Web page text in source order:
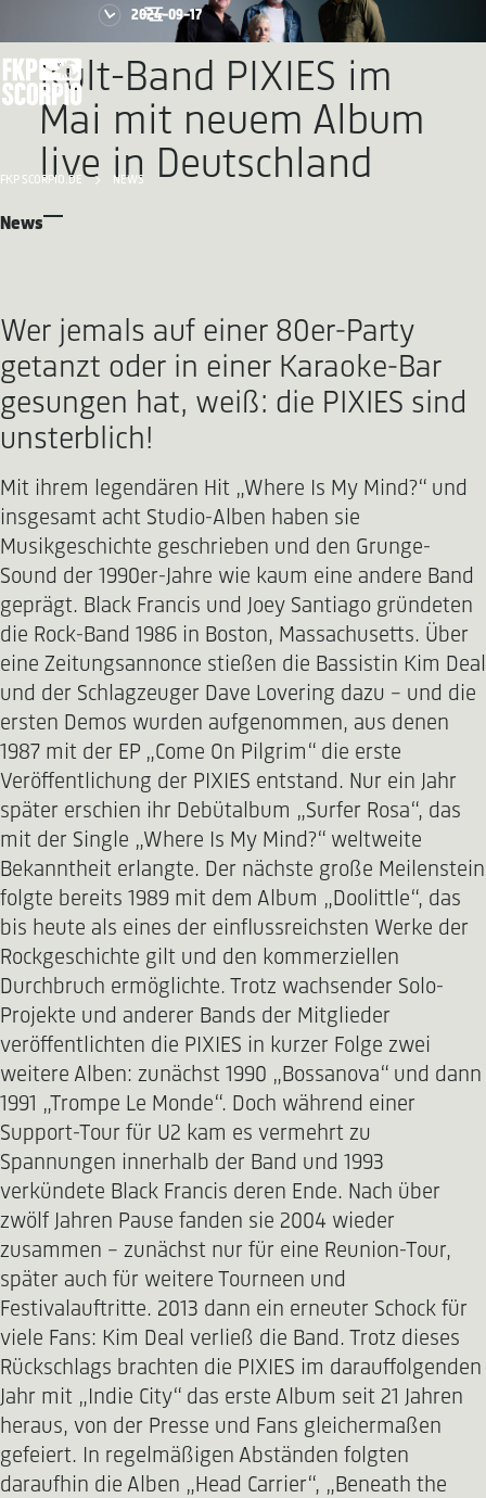
FKP SCORPIO.DE NEWS
2024-09-17
Kult-Band PIXIES im
Mai mit neuem Album
live in Deutschland
News
Wer jemals auf einer 80er-Party
getanzt oder in einer Karaoke-Bar
gesungen hat, weiß: die PIXIES sind
unsterblich!
Mit ihrem legendären Hit „Where Is My Mind?“ und
insgesamt acht Studio-Alben haben sie
Musikgeschichte geschrieben und den Grunge-
Sound der 1990er-Jahre wie kaum eine andere Band
geprägt. Black Francis und Joey Santiago gründeten
die Rock-Band 1986 in Boston, Massachusetts. Über
eine Zeitungsannonce stießen die Bassistin Kim Deal
und der Schlagzeuger Dave Lovering dazu – und die
ersten Demos wurden aufgenommen, aus denen
1987 mit der EP „Come On Pilgrim“ die erste
Veröffentlichung der PIXIES entstand. Nur ein Jahr
später erschien ihr Debütalbum „Surfer Rosa“, das
mit der Single „Where Is My Mind?“ weltweite
Bekanntheit erlangte. Der nächste große Meilenstein
folgte bereits 1989 mit dem Album „Doolittle“, das
bis heute als eines der einflussreichsten Werke der
Rockgeschichte gilt und den kommerziellen
Durchbruch ermöglichte. Trotz wachsender Solo-
Projekte und anderer Bands der Mitglieder
veröffentlichten die PIXIES in kurzer Folge zwei
weitere Alben: zunächst 1990 „Bossanova“ und dann
1991 „Trompe Le Monde“. Doch während einer
Support-Tour für U2 kam es vermehrt zu
Spannungen innerhalb der Band und 1993
verkündete Black Francis deren Ende. Nach über
zwölf Jahren Pause fanden sie 2004 wieder
zusammen – zunächst nur für eine Reunion-Tour,
später auch für weitere Tourneen und
Festivalauftritte. 2013 dann ein erneuter Schock für
viele Fans: Kim Deal verließ die Band. Trotz dieses
Rückschlags brachten die PIXIES im darauffolgenden
Jahr mit „Indie City“ das erste Album seit 21 Jahren
heraus, von der Presse und Fans gleichermaßen
gefeiert. In regelmäßigen Abständen folgten
daraufhin die Alben „Head Carrier“, „Beneath the